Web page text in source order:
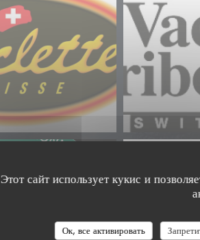
Этот сайт использует кукис и
Ок, все активировать